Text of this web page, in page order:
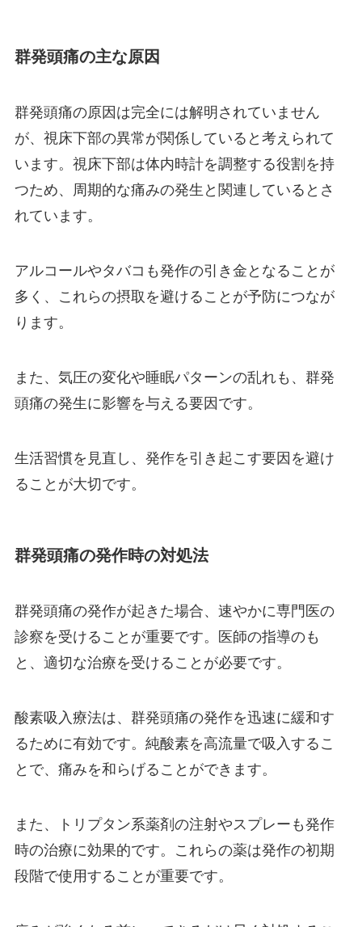
群発頭痛の主な原因
群発頭痛の原因は完全には解明されていません
が、視床下部の異常が関係していると考えられて
います。視床下部は体内時計を調整する役割を持
つため、周期的な痛みの発生と関連しているとさ
れています。
アルコールやタバコも発作の引き金となることが
多く、これらの摂取を避けることが予防につなが
ります。
また、気圧の変化や睡眠パターンの乱れも、群発
頭痛の発生に影響を与える要因です。
生活習慣を見直し、発作を引き起こす要因を避け
ることが大切です。
群発頭痛の発作時の対処法
群発頭痛の発作が起きた場合、速やかに専門医の
診察を受けることが重要です。医師の指導のも
と、適切な治療を受けることが必要です。
酸素吸入療法は、群発頭痛の発作を迅速に緩和す
るために有効です。純酸素を高流量で吸入するこ
とで、痛みを和らげることができます。
また、トリプタン系薬剤の注射やスプレーも発作
時の治療に効果的です。これらの薬は発作の初期
段階で使用することが重要です。